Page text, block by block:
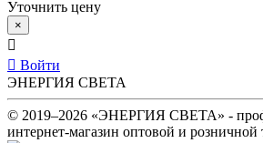
Уточнить цену
×
Войти
ЭНЕРГИЯ СВЕТА
© 2019–2026 «ЭНЕРГИЯ СВЕТА» -
интернет-магазин оптовой и розничной